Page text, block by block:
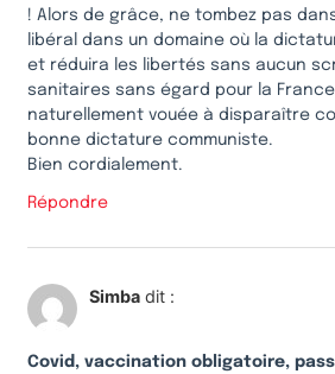
! Alors de grâce, ne tombez pas
libéral dans un domaine où la
et réduira les libertés sans aucun
sanitaires sans égard pour la
naturellement vouée à disparaître
bonne dictature communiste.
Bien cordialement.
Répondre
Simba dit :
Covid, vaccination obligatoire,